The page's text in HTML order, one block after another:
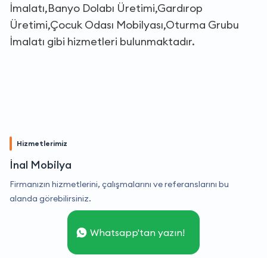
İmalatı,Banyo Dolabı Üretimi,Gardırop
Üretimi,Çocuk Odası Mobilyası,Oturma Grubu
İmalatı gibi hizmetleri bulunmaktadır.
Hizmetlerimiz
İnal Mobilya
Firmanızın hizmetlerini, çalışmalarını ve referanslarını bu
alanda görebilirsiniz.
Whatsapp'tan yazın!